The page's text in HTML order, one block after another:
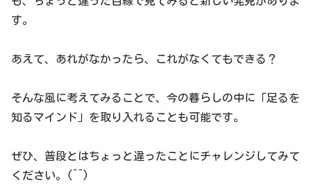
す。
あえて、あれがなかったら、これがなくてもできる？
そんな風に考えてみることで、今の暮らしの中に「足るを
知るマインド」を取り入れることも可能です。
ぜひ、普段とはちょっと違ったことにチャレンジしてみて
ください。(^^)